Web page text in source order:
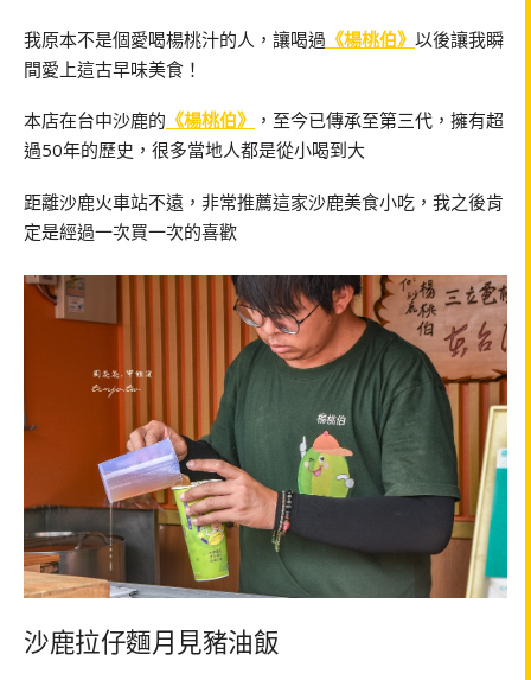
我原本不是個愛喝楊桃汁的人，讓喝過 《楊桃伯》 以後讓我瞬
間愛上這古早味美食！
本店在台中沙鹿的 《楊桃伯》
，至今已傳承至第三代，擁有超
過50年的歷史，很多當地人都是從小喝到大
距離沙鹿火車站不遠，非常推薦這家沙鹿美食小吃，我之後肯
定是經過一次買一次的喜歡
沙鹿拉仔麵月見豬油飯